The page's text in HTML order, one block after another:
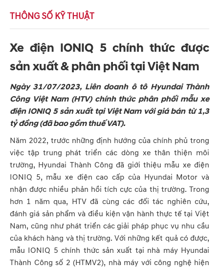
THÔNG SỐ KỸ THUẬT
Xe điện IONIQ 5 chính thức được
sản xuất & phân phối tại Việt Nam
Ngày 31/07/2023, Liên doanh ô tô Hyundai Thành
Công Việt Nam (HTV) chính thức phân phối mẫu xe
điện IONIQ 5 sản xuất tại Việt Nam với giá bán từ 1,3
tỷ đồng (đã bao gồm thuế VAT).
Năm 2022, trước những định hướng của chính phủ trong
việc tập trung phát triển các dòng xe thân thiện môi
trường, Hyundai Thành Công đã giới thiệu mẫu xe điện
IONIQ 5, mẫu xe điện cao cấp của Hyundai Motor và
nhận được nhiều phản hồi tích cực của thị trường. Trong
hơn 1 năm qua, HTV đã cùng các đối tác nghiên cứu,
đánh giá sản phẩm và điều kiện vận hành thực tế tại Việt
Nam, cũng như phát triển các giải pháp phục vụ nhu cầu
của khách hàng và thị trường. Với những kết quả có được,
mẫu IONIQ 5 chính thức sản xuất tại nhà máy Hyundai
Thành Công số 2 (HTMV2), nhà máy với công nghệ hiện